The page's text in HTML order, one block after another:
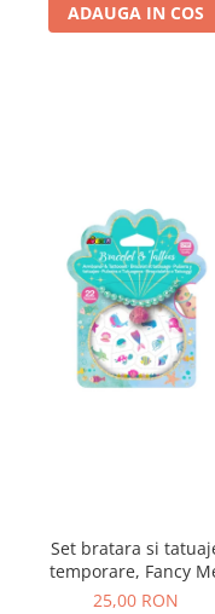
ADAUGA IN COS
Set bratara si
temporare, Fancy
25,00 RON